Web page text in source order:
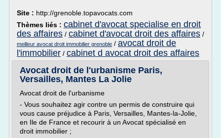
Site : http://grenoble.topavocats.com
Thèmes liés : cabinet d'avocat specialise en droit
des affaires / cabinet d'avocat droit des affaires /
meilleur avocat droit immobilier grenoble / avocat droit de
l'immobilier / cabinet d avocat droit des affaires
Avocat droit de l'urbanisme Paris,
Versailles, Mantes La Jolie
Avocat droit de l'urbanisme
- Vous souhaitez agir contre un permis de construire qui
vous cause préjudice à Paris, Versailles, Mantes-la-Jolie,
en Ile de France et recourir à un Avocat spécialisé en
droit immobilier ;